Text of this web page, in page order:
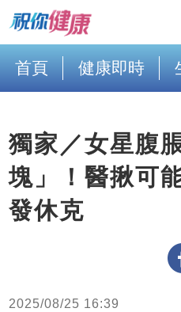
首頁 健康即時
獨家／女星腹
塊」！醫揪可
發休克
2025/08/25 16:39